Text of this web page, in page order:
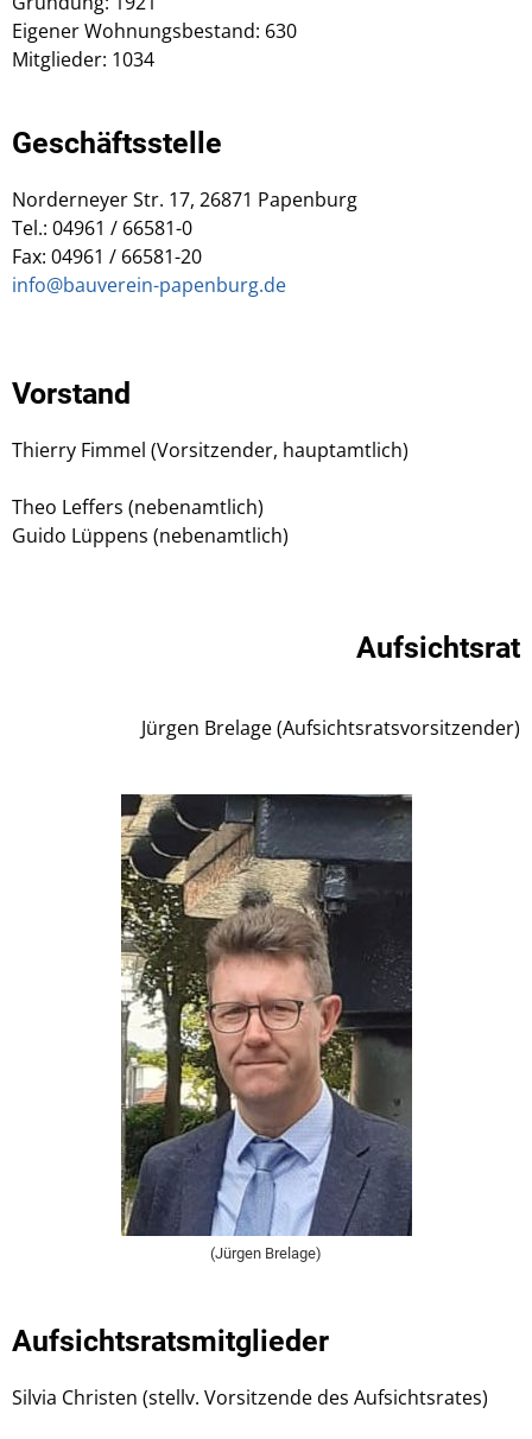
Eigener Wohnungsbestand: 630
Mitglieder: 1034
Geschäftsstelle
Norderneyer Str. 17, 26871 Papenburg
Tel.: 04961 / 66581-0
Fax: 04961 / 66581-20
info@bauverein-papenburg.de
Vorstand
Thierry Fimmel (Vorsitzender, hauptamtlich)
Theo Leffers (nebenamtlich)
Guido Lüppens (nebenamtlich)
Aufsichtsrat
Jürgen Brelage (Aufsichtsratsvorsitzender)
(Jürgen Brelage)
Aufsichtsratsmitglieder
Silvia Christen (stellv. Vorsitzende des Aufsichtsrates)